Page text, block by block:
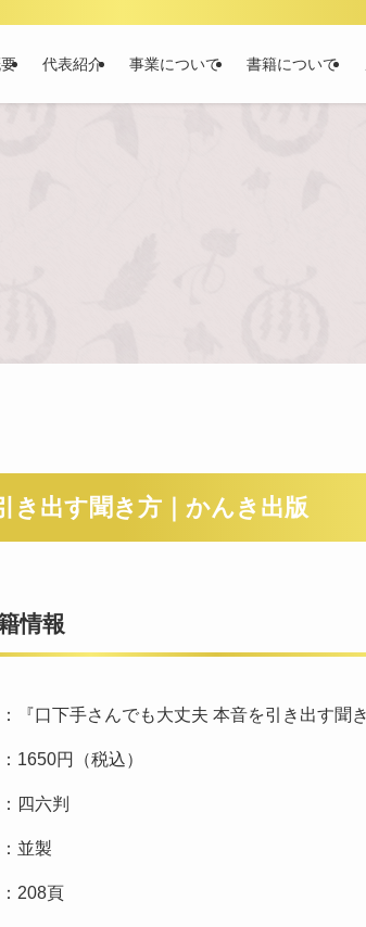
代表紹介 事業について 書籍について
き出す聞き方｜かんき出版
情報
『口下手さんでも大丈夫 本音を引き出す聞
1650円（税込）
四六判
並製
208頁